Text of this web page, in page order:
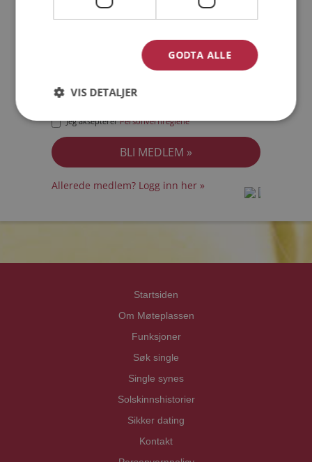
Jeg akseptererPersonvernreglene
Allerede medlem? Logg inn her »
Startsiden
Om Møteplassen
Funksjoner
Søk single
Single synes
Solskinnshistorier
Sikker dating
Kontakt
GODTA ALLE
VIS DETALJER